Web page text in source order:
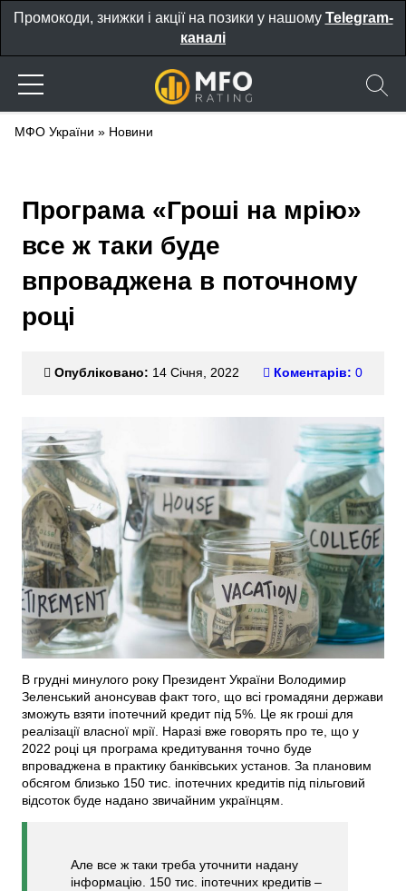
Промокоди, знижки і акції на позики у нашому Telegram-
каналі
МФО України » Новини
Програма «Гроші на мрію»
все ж таки буде
впроваджена в поточному
році
Опубліковано: 14 Січня, 2022 Коментарів: 0
В грудні минулого року Президент України Володимир
Зеленський анонсував факт того, що всі громадяни держави
зможуть взяти іпотечний кредит під 5%. Це як гроші для
реалізації власної мрії. Наразі вже говорять про те, що у
2022 році ця програма кредитування точно буде
впроваджена в практику банківських установ. За плановим
обсягом близько 150 тис. іпотечних кредитів під пільговий
відсоток буде надано звичайним українцям.
Але все ж таки треба уточнити надану
інформацію. 150 тис. іпотечних кредитів –